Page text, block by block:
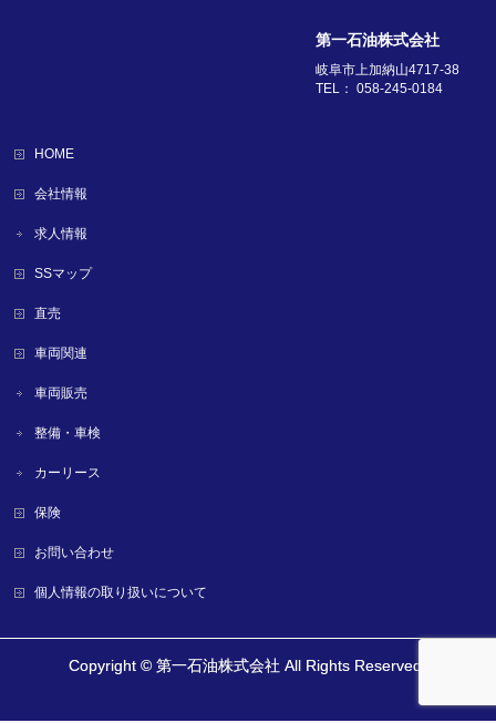
第一石油株式会社
岐阜市上加納山4717-38
TEL： 058-245-0184
HOME
会社情報
求人情報
SSマップ
直売
車両関連
車両販売
整備・車検
カーリース
保険
お問い合わせ
個人情報の取り扱いについて
Copyright ©第一石油株式会社 All Rights Reserved.